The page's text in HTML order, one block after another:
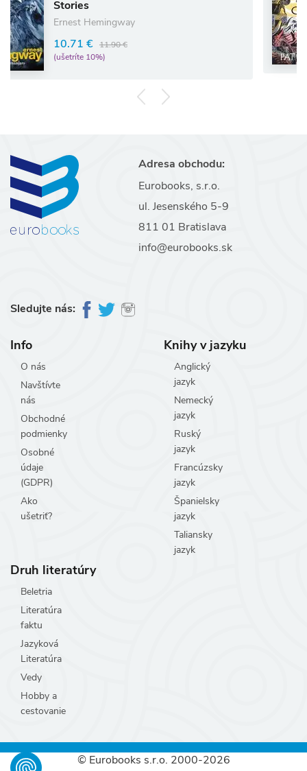
Hemingway
€ 11.90 €
10%)
Pat
11.87
(ušetríte
Adresa obchodu:
Eurobooks, s.r.o.
ul. Jesenského 5-9
811 01 Bratislava
info@eurobooks.sk
Sledujte nás:
Info
O nás
Navštívte
nás
Obchodné
podmienky
Osobné
údaje
(GDPR)
Ako
ušetriť?
Knihy v jazyku
Anglický
jazyk
Nemecký
jazyk
Ruský
jazyk
Francúzsky
jazyk
Španielsky
jazyk
Taliansky
jazyk
Druh literatúry
Beletria
Literatúra
faktu
Jazyková
Literatúra
Vedy
Hobby a
cestovanie
© Eurobooks s.r.o. 2000-2026